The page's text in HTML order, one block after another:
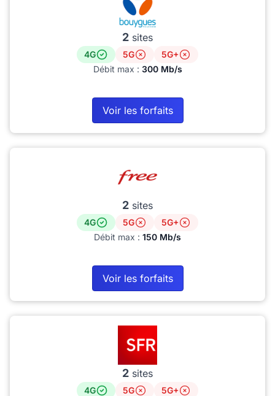
2 sites
4G 5G
5G+
Débit max : 300 Mb/s
Voir les forfaits
2 sites
4G 5G
5G+
Débit max : 150 Mb/s
Voir les forfaits
2 sites
4G 5G
5G+